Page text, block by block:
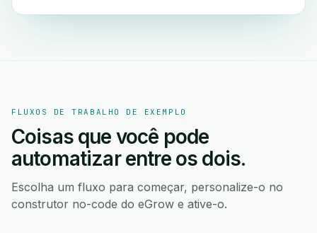
FLUXOS DE TRABALHO DE EXEMPLO
Coisas que você pode
automatizar entre os dois.
Escolha um fluxo para começar, personalize-o no
construtor no-code do eGrow e ative-o.